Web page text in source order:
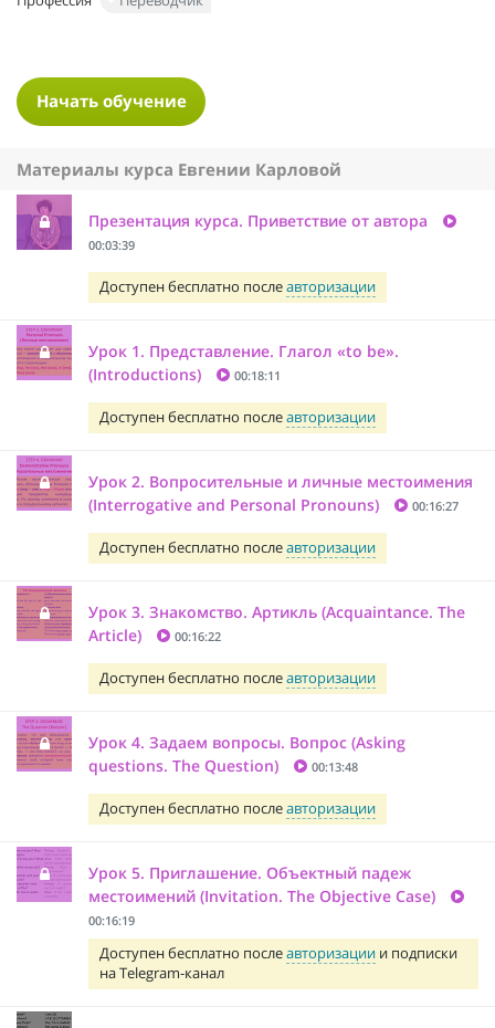
Начать обучение
Материалы курса Евгении Карловой
Презентация курса. Приветствие от автора
00:03:39
Доступен бесплатно послеавторизации
Урок 1. Представление. Глагол «to be».
(Introductions)
00:18:11
Доступен бесплатно послеавторизации
Урок 2. Вопросительные и личные местоимения
(Interrogative and Personal Pronouns)
00:16:27
Доступен бесплатно послеавторизации
Урок 3. Знакомство. Артикль (Acquaintance. The
Article)
00:16:22
Доступен бесплатно послеавторизации
Урок 4. Задаем вопросы. Вопрос (Asking
questions. The Question)
00:13:48
Доступен бесплатно послеавторизации
Урок 5. Приглашение. Объектный падеж
местоимений (Invitation. The Objective Case)
00:16:19
Доступен бесплатно послеавторизации и подписки
на Telegram-канал